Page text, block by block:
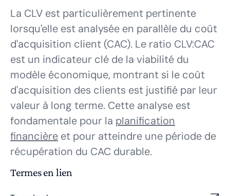
La CLV est particulièrement pertinente
lorsqu'elle est analysée en parallèle du coût
d'acquisition client (CAC). Le ratio CLV:CAC
est un indicateur clé de la viabilité du
modèle économique, montrant si le coût
d'acquisition des clients est justifié par leur
valeur à long terme. Cette analyse est
fondamentale pour la planification
financière et pour atteindre une période de
récupération du CAC durable.
Termes en lien